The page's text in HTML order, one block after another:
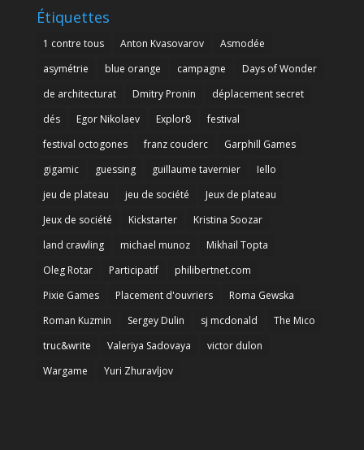
Étiquettes
1 contre tous Anton Kvasovarov
Asmodée
asymétrie
blue orange campagne
Days of Wonder
de architecturat
Dmitry Pronin
déplacement secret
dés
Egor Nikolaev Explor8
festival
festival octogones
franz couderc
Garphill Games
gigamic
guessing guillaume tavernier
Iello
jeu de plateau
jeu de société
Jeux de plateau
Jeux de société
Kickstarter
Kristina Soozar
land crawling
michael munoz
Mikhail Topta
Oleg Rotar
Participatif
philibertnet.com
Pixie Games
Placement d'ouvriers
Roma Gewska
Roman Kuzmin
Sergey Dulin sj mcdonald
The Mico
truc&write
Valeriya Sadovaya
victor dulon
Wargame
Yuri Zhuravljov